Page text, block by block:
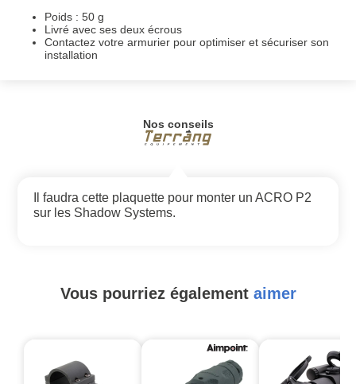
Poids : 50 g
Livré avec ses deux écrous
Contactez votre armurier pour optimiser et sécuriser son
installation
Nos conseils
Il faudra cette plaquette pour monter un ACRO P2
sur les Shadow Systems.
Vous pourriez également aimer